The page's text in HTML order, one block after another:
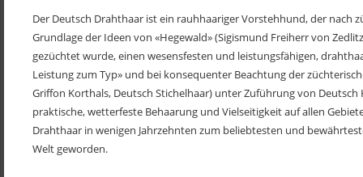
Der Deutsch Drahthaar ist ein rauhhaariger Vorstehhund, der nach
Grundlage der Ideen von «Hegewald» (Sigismund Freiherr von
gezüchtet wurde, einen wesensfesten und leistungsfähigen,
Leistung zum Typ» und bei konsequenter Beachtung der
Griffon Korthals, Deutsch Stichelhaar) unter Zuführung von
praktische, wetterfeste Behaarung und Vielseitigkeit auf allen
Drahthaar in wenigen Jahrzehnten zum beliebtesten und
Welt geworden.